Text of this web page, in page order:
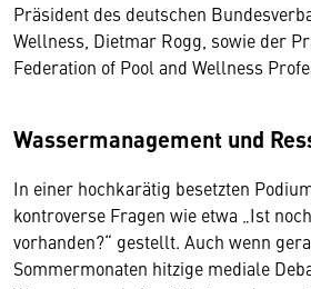
Präsident des deutschen
Wellness, Dietmar Rogg, sowie der
Federation of Pool and Wellness
Wassermanagement und
In einer hochkarätig besetzten
kontroverse Fragen wie etwa „Ist
vorhanden?“ gestellt. Auch wenn
Sommermonaten hitzige mediale